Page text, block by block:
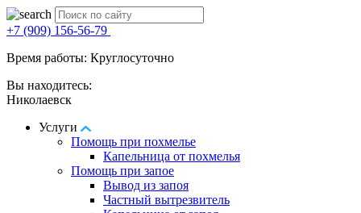
+7 (909) 156-56-79
Время работы: Круглосуточно
Вы находитесь:
Николаевск
Услуги
Помощь при похмелье
Капельница от похмелья
Помощь при запое
Вывод из запоя
Частный вытрезвитель